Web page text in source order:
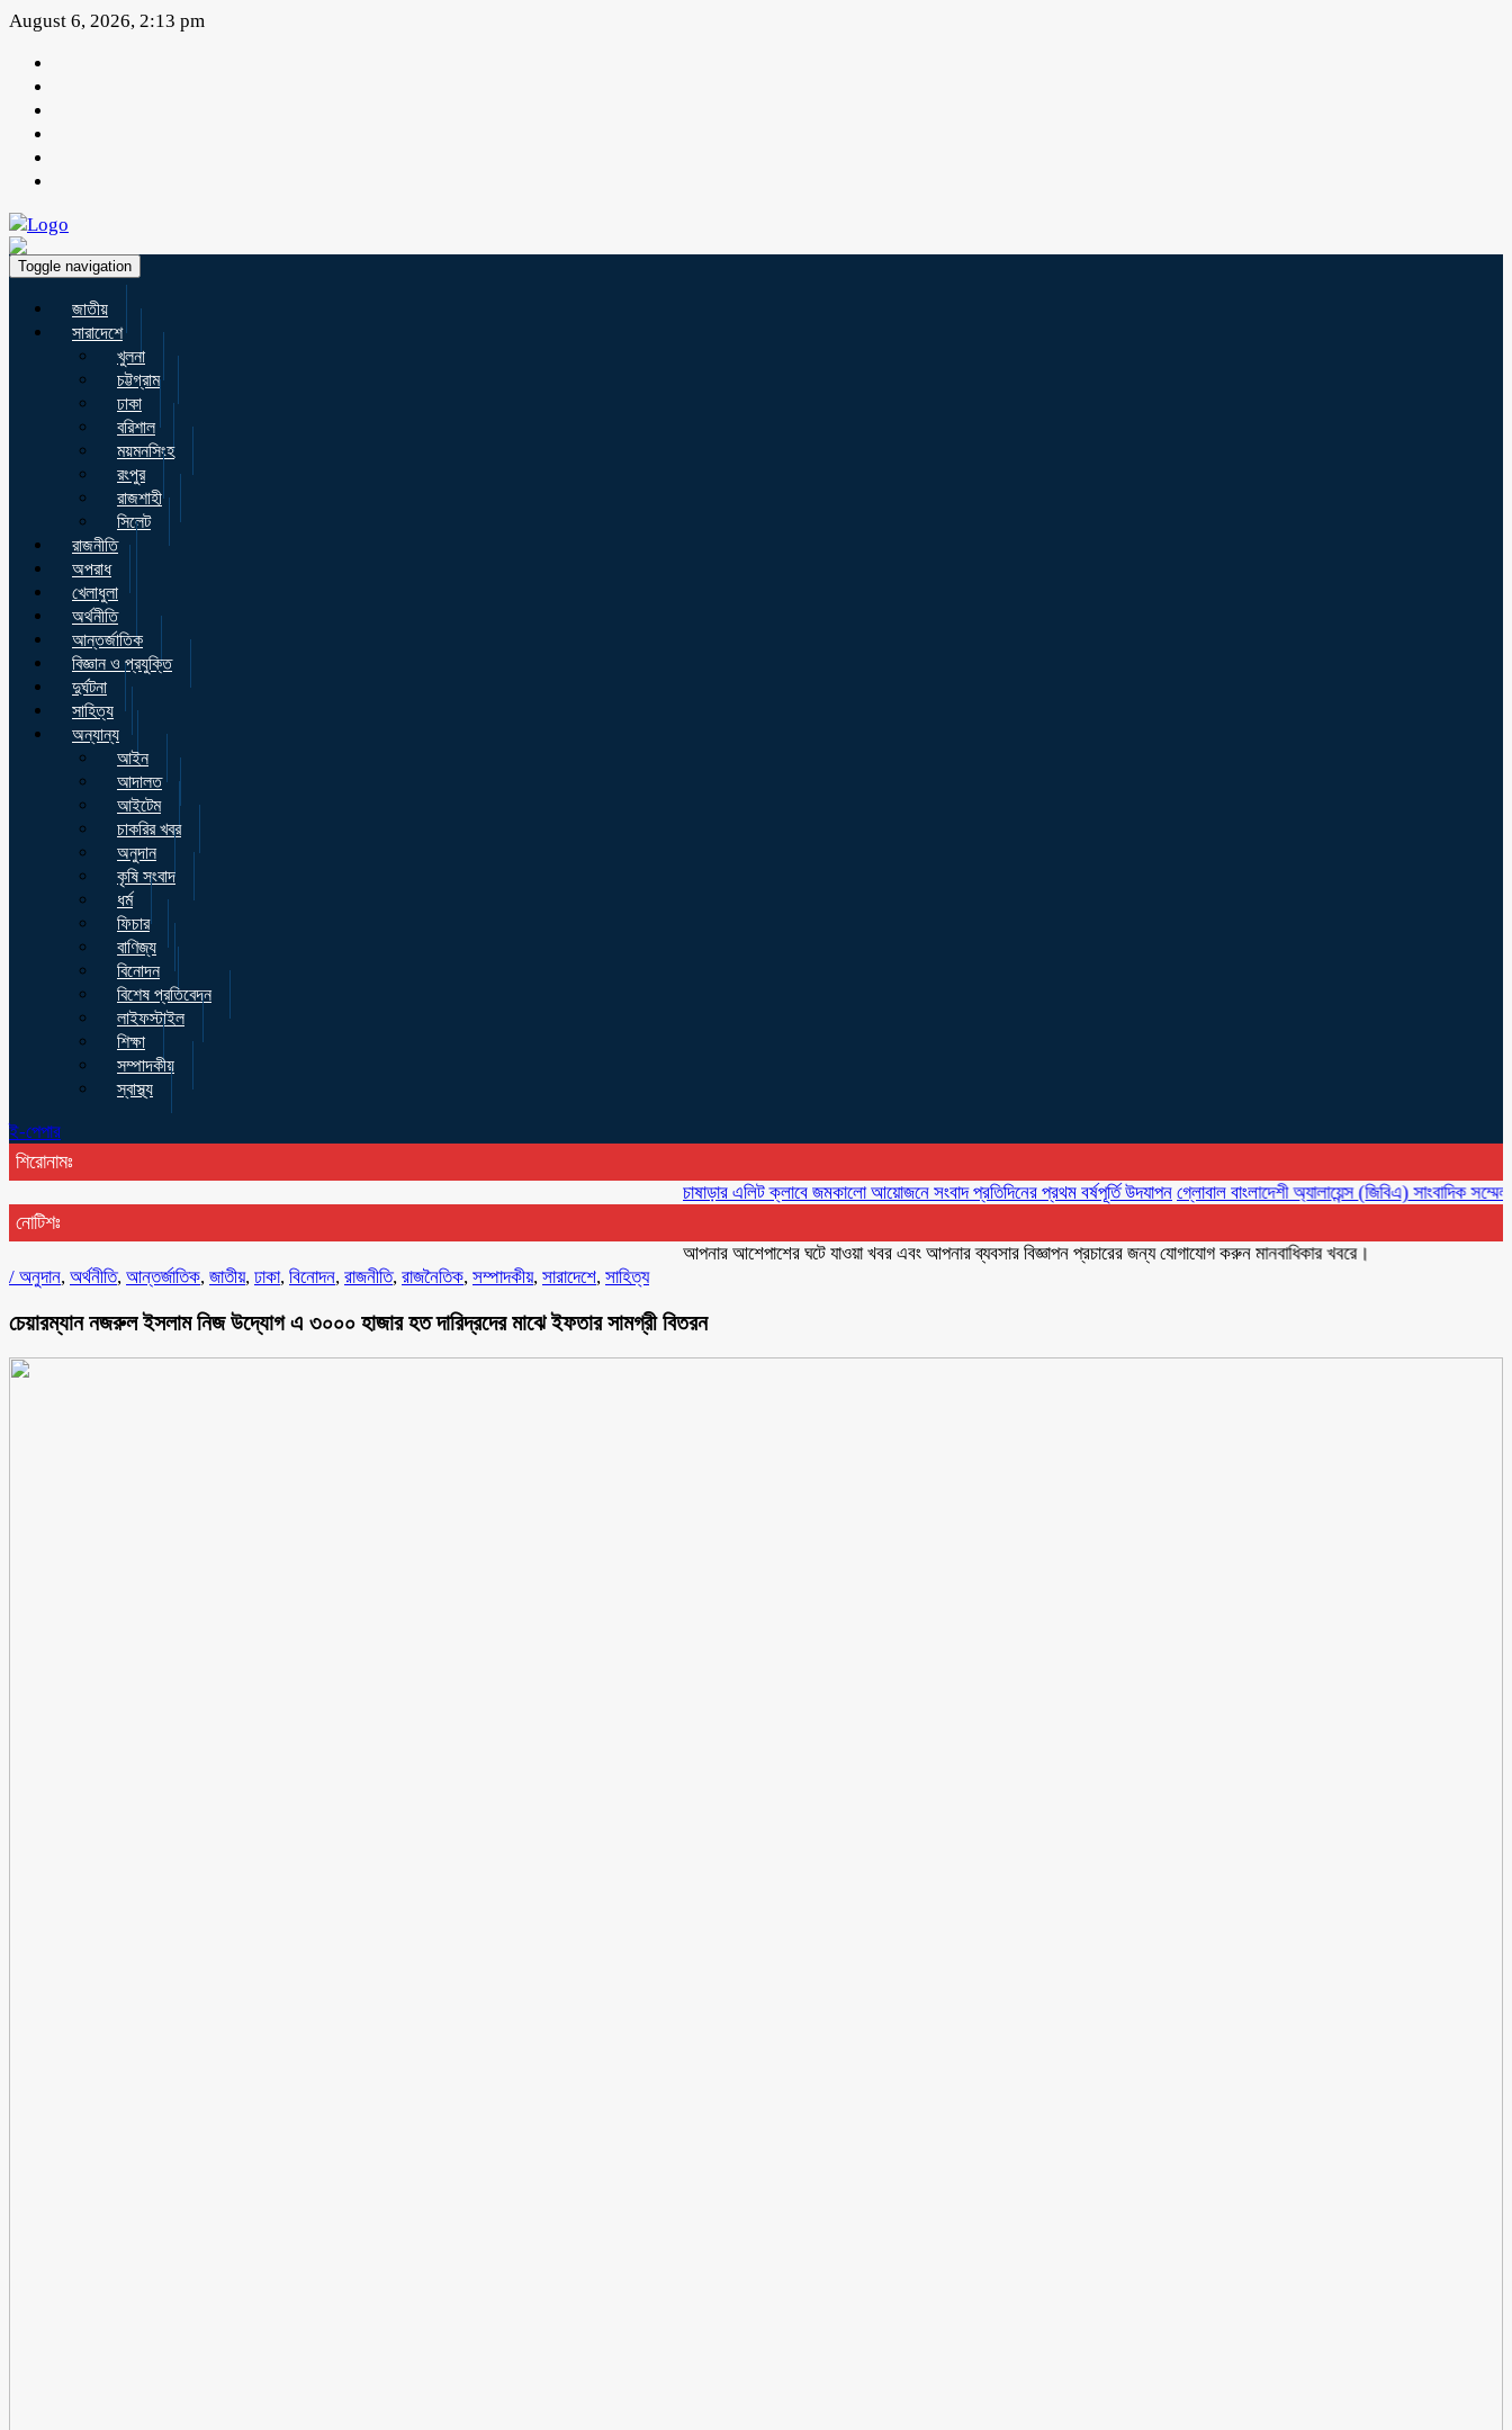
August 6, 2026, 2:13 pm
Toggle navigation
জাতীয়
সারাদেশে
খুলনা
চট্টগ্রাম
ঢাকা
বরিশাল
ময়মনসিংহ
রংপুর
রাজশাহী
সিলেট
রাজনীতি
অপরাধ
খেলাধুলা
অর্থনীতি
আন্তর্জাতিক
বিজ্ঞান ও প্রযুক্তি
দুর্ঘটনা
সাহিত্য
অন্যান্য
আইন
আদালত
আইটেম
চাকরির খবর
অনুদান
কৃষি সংবাদ
ধর্ম
ফিচার
বাণিজ্য
বিনোদন
বিশেষ প্রতিবেদন
লাইফস্টাইল
শিক্ষা
সম্পাদকীয়
স্বাস্থ্য
ই-পেপার
শিরোনামঃ
চাষাড়ার এলিট ক্লাবে জমকালো আয়োজনে সংবাদ প্রতিদিনের প্রথম বর্ষপূর্তি উদযাপন গ্লোবাল বাংলাদেশী অ্যালায়েন্স (জিবিএ) সাংবাদিক সম্মেলনে
নোটিশঃ
আপনার আশেপাশের ঘটে যাওয়া খবর এবং আপনার ব্যবসার বিজ্ঞাপন প্রচারের জন্য যোগাযোগ করুন মানবাধিকার খবরে।
/ অনুদান, অর্থনীতি, আন্তর্জাতিক, জাতীয়, ঢাকা, বিনোদন, রাজনীতি, রাজনৈতিক, সম্পাদকীয়, সারাদেশে, সাহিত্য
চেয়ারম্যান নজরুল ইসলাম নিজ উদ্যোগ এ ৩০০০ হাজার হত দারিদ্রদের মাঝে ইফতার সামগ্রী বিতরন